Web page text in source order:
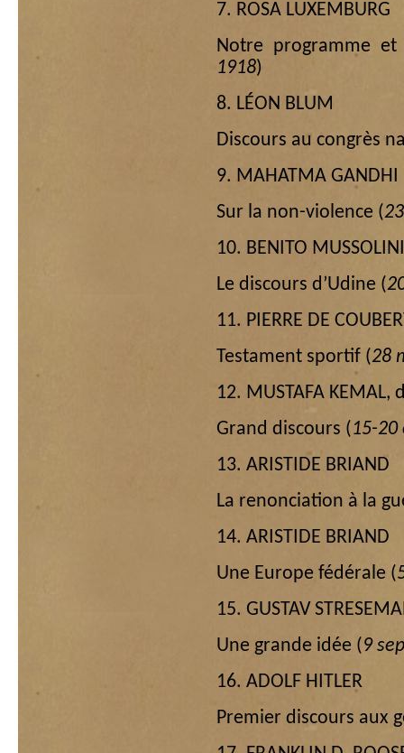
7. ROSA LUXEMBURG
Notre programme
1918)
8. LÉON BLUM
Discours au congrès
9. MAHATMA GANDHI
Sur la non-violence (
10. BENITO MUSSOLINI
Le discours d’Udine (
11. PIERRE DE
Testament sportif (28
12. MUSTAFA KEMAL,
Grand discours (15-20
13. ARISTIDE BRIAND
La renonciation à la
14. ARISTIDE BRIAND
Une Europe fédérale (
15. GUSTAV
Une grande idée (9
16. ADOLF HITLER
Premier discours aux